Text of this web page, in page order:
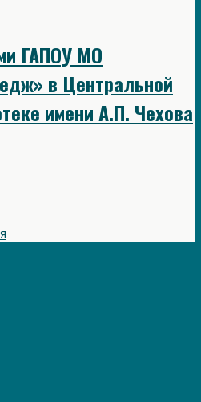
ГАПОУ МО
в Центральной
имени А.П. Чехова